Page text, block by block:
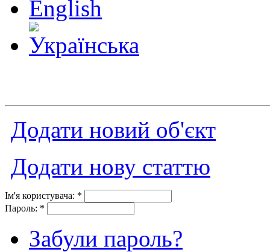
Додати новий об'єкт
Додати нову статтю
Ім'я користувача: *
Пароль: *
Забули пароль?